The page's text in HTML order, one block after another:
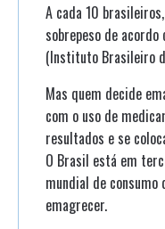
A cada 10
sobrepeso de acordo
(Instituto Brasileiro
Mas quem decide
com o uso de
resultados e se
O Brasil está em
mundial de
emagrecer.